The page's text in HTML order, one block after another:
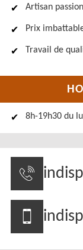
Artisan
Prix
Travail de
8h-19h30 du